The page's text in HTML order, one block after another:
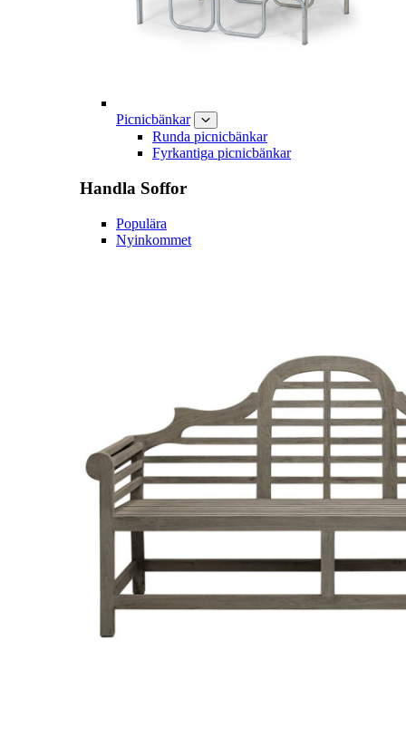
Picnicbänkar
Runda picnicbänkar
Fyrkantiga picnicbänkar
Handla Soffor
Populära
Nyinkommet